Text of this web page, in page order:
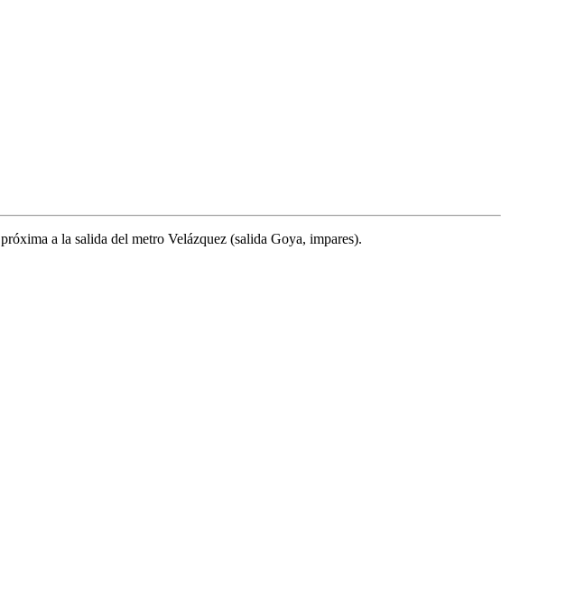
próxima a la salida del metro Velázquez (salida Goya, impares).